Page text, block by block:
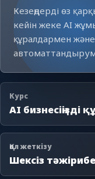
Кезеңдерді өз
кейін жеке AI
құралдармен
Курс
AI бизнесіңізді
Қол жеткізу
Шексіз тәжірибе